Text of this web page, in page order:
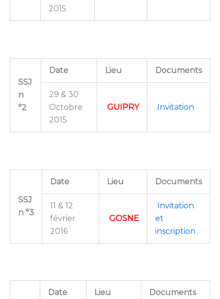
2015
SSJ
n
°2
Date Lieu Documents
29 & 30
Octobre
2015
GUIPRY Invitation
SSJ
n °3
Date Lieu Documents
11 & 12
février
2016
GOSNE
Invitation
et
inscription
Date Lieu Documents